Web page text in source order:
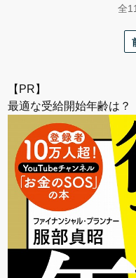
全
【PR】
最適な受給開始年齢は？